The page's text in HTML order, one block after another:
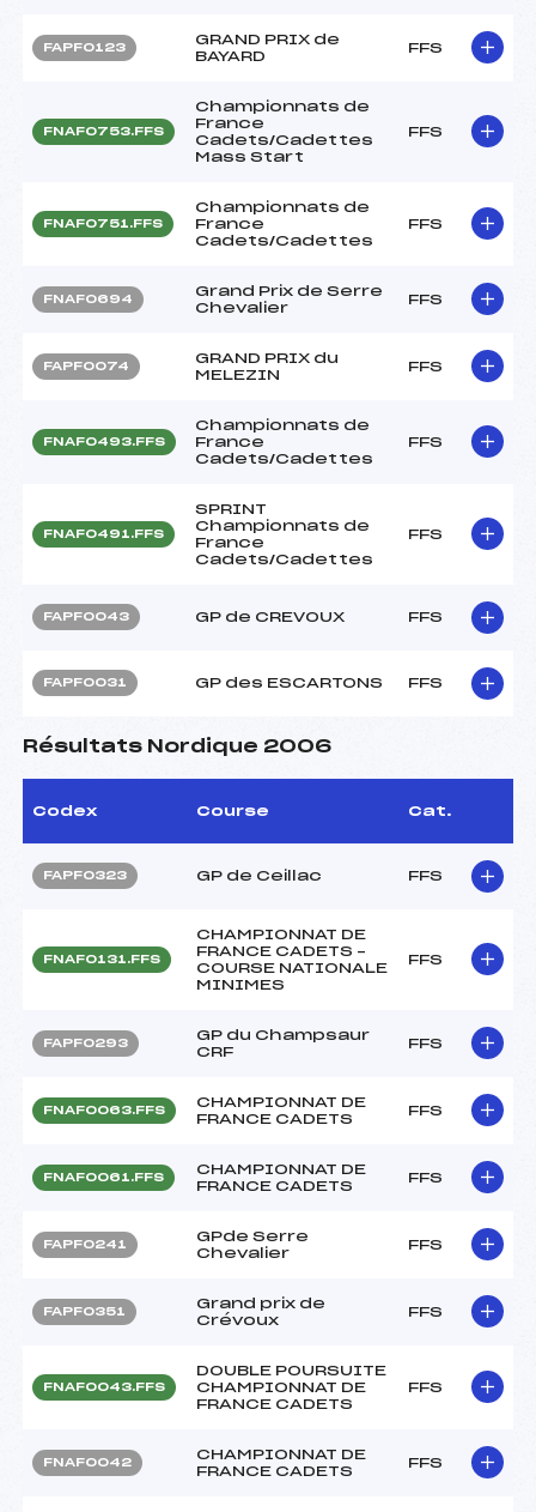
FAPF0123
GRAND PRIX de
BAYARD
FFS
FNAF0753.FFS
Championnats de
France
Cadets/Cadettes
Mass Start
FFS
FNAF0751.FFS
Championnats de
France
Cadets/Cadettes
FFS
FNAF0694
Grand Prix de Serre
Chevalier
FFS
FAPF0074
GRAND PRIX du
MELEZIN
FFS
FNAF0493.FFS
Championnats de
France
Cadets/Cadettes
FFS
FNAF0491.FFS
SPRINT
Championnats de
France
Cadets/Cadettes
FFS
FAPF0043 GP de CREVOUX FFS
FAPF0031 GP des ESCARTONS FFS
Résultats Nordique 2006
Codex Course Cat.
FAPF0323 GP de Ceillac FFS
FNAF0131.FFS
CHAMPIONNAT DE
FRANCE CADETS –
COURSE NATIONALE
MINIMES
FFS
FAPF0293
GP du Champsaur
CRF
FFS
FNAF0063.FFS
CHAMPIONNAT DE
FRANCE CADETS
FFS
FNAF0061.FFS
CHAMPIONNAT DE
FRANCE CADETS
FFS
FAPF0241
GPde Serre
Chevalier
FFS
FAPF0351
Grand prix de
Crévoux
FFS
FNAF0043.FFS
DOUBLE POURSUITE
CHAMPIONNAT DE
FRANCE CADETS
FFS
FNAF0042
CHAMPIONNAT DE
FRANCE CADETS
FFS